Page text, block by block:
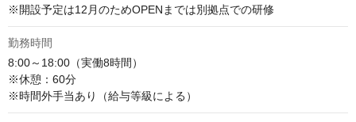
※開設予定は12月のためOPENまでは別拠点での研修
勤務時間
8:00～18:00（実働8時間）
※休憩：60分
※時間外手当あり（給与等級による）